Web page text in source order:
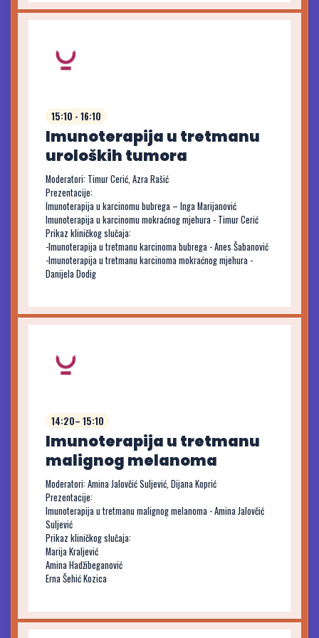
15:10 - 16:10
Imunoterapija u tretmanu
uroloških tumora
Moderatori: Timur Cerić, Azra Rašić
Prezentacije:
Imunoterapija u karcinomu bubrega – Inga Marijanović
Imunoterapija u karcinomu mokraćnog mjehura - Timur Cerić
Prikaz kliničkog slučaja:
-Imunoterapija u tretmanu karcinoma bubrega - Anes Šabanović
-Imunoterapija u tretmanu karcinoma mokraćnog mjehura -
Danijela Dodig
14:20– 15:10
Imunoterapija u tretmanu
malignog melanoma
Moderatori: Amina Jalovčić Suljević, Dijana Koprić
Prezentacije:
Imunoterapija u tretmanu malignog melanoma - Amina Jalovčić
Suljević
Prikaz kliničkog slučaja:
Marija Kraljević
Amina Hadžibeganović
Erna Šehić Kozica